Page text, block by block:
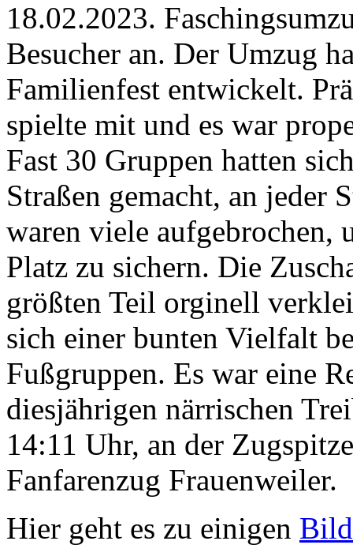
18.02.2023.
Besucher an. Der Umzug
Familienfest entwickelt.
spielte mit und es war
Fast 30 Gruppen hatten
Straßen gemacht, an jeder
waren viele aufgebrochen,
Platz zu sichern. Die
größten Teil orginell
sich einer bunten Vielfalt
Fußgruppen. Es war eine
diesjährigen närrischen
14:11 Uhr, an der
Fanfarenzug Frauenweiler.
Hier geht es zu einigen